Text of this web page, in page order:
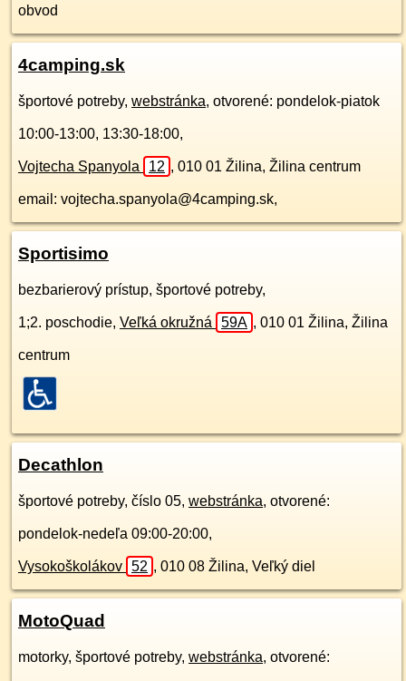
obvod
4camping.sk
športové potreby, webstránka, otvorené: pondelok-piatok
10:00-13:00, 13:30-18:00,
Vojtecha Spanyola 12 , 010 01 Žilina, Žilina centrum
email: vojtecha.spanyola@4camping.sk,
Sportisimo
bezbarierový prístup, športové potreby,
1;2. poschodie, Veľká okružná 59A , 010 01 Žilina, Žilina
centrum
Decathlon
športové potreby, číslo 05, webstránka, otvorené:
pondelok-nedeľa 09:00-20:00,
Vysokoškolákov 52 , 010 08 Žilina, Veľký diel
MotoQuad
motorky, športové potreby, webstránka, otvorené: